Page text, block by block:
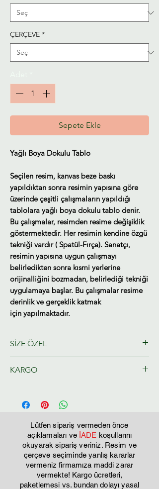
ÇERÇEVE *
Sepete Ekle
Yağlı Boya Dokulu Tablo
Seçilen resim, kanvas beze baskı
yapıldıktan sonra resimin yapısına göre
üzerinde çeşitli çalışmaların yapıldığı
tablolara yağlı boya dokulu tablo denir.
Bu çalışmalar, resimden resime değişiklik
göstermektedir. Her resimin kendine özgü
tekniği vardır ( Spatül-Fırça). Sanatçı,
resimin yapısına uygun çalışmayı
belirledikten sonra kısmi yerlerine
orijinalliğini bozmadan, belirlediği tekniği
uygulamaya başlar. Bu çalışmalar resime
derinlik ve gerçeklik katmak
için yapılmaktadır.
SİZE ÖZEL
olarak hazırlanacaktır.
KARGO
Lütfen sipariş vermeden önce
açıklamaları ve İADE koşullarını
okuyarak sipariş veriniz. Resim ve
çerçeve seçiminde yanlış kararlar
vermeniz firmamıza maddi zarar
vermekte! Kargo ücretleri,
paketlemesi vs. bundan dolayı yasal